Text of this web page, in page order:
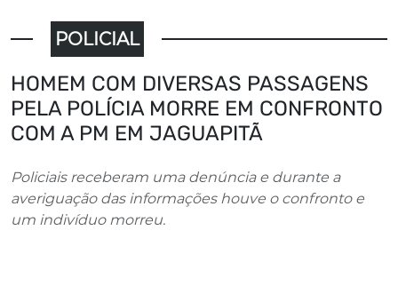
POLICIAL
HOMEM COM DIVERSAS PASSAGENS
PELA POLÍCIA MORRE EM CONFRONTO
COM A PM EM JAGUAPITÃ
Policiais receberam uma denúncia e durante a
averiguação das informações houve o confronto e
um indivíduo morreu.